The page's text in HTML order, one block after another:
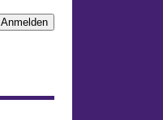
Anmelden